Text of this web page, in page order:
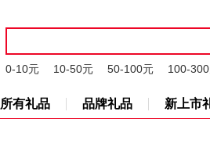
0-10元 10-50元 50-100元 100-
所有礼品 品牌礼品 新上市